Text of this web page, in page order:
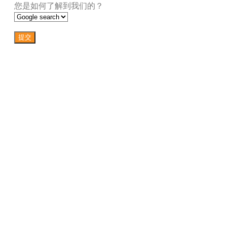
您是如何了解到我们的？
提交